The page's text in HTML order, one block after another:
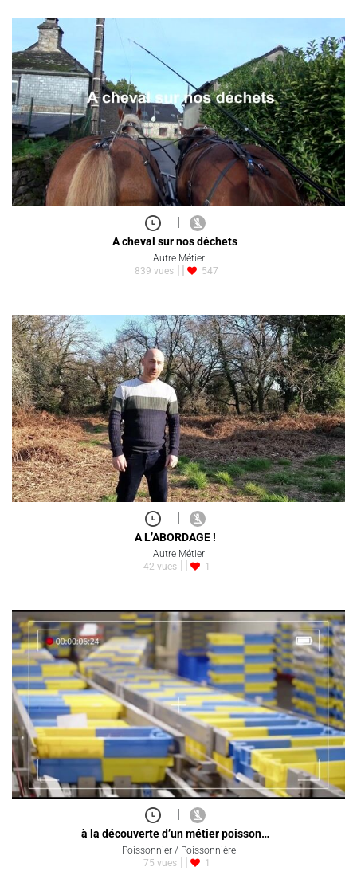
|
A cheval sur nos déchets
Autre Métier
839 vues
547
A L’ABORDAGE !
Autre Métier
42 vues
1
|
à la découverte d’un métier poisson…
Poissonnier / Poissonnière
75 vues
1